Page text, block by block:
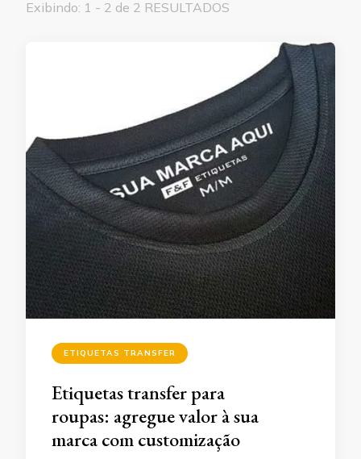
Exibindo: 1 - 2 de 2 RESULTADOS
ETIQUETAS TRANSFER
Etiquetas transfer para
roupas: agregue valor à sua
marca com customização